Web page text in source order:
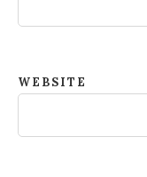
WEBSITE